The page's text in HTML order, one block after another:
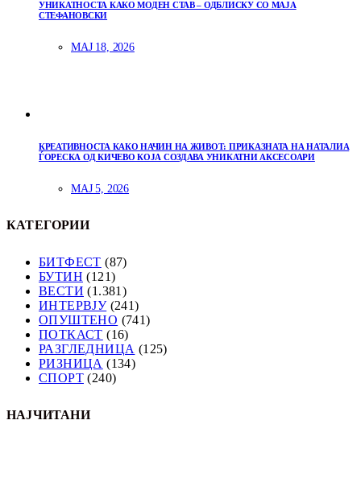
УНИКАТНОСТА КАКО МОДЕН СТАВ – ОДБЛИСКУ СО МАЈА
СТЕФАНОВСКИ
МАЈ 18, 2026
КРЕАТИВНОСТА КАКО НАЧИН НА ЖИВОТ: ПРИКАЗНАТА НА НАТАЛИА
ЃОРЕСКА ОД КИЧЕВО КОЈА СОЗДАВА УНИКАТНИ АКСЕСОАРИ
МАЈ 5, 2026
КАТЕГОРИИ
БИТФЕСТ (87)
БУТИН (121)
ВЕСТИ (1.381)
ИНТЕРВЈУ(241)
ОПУШТЕНО (741)
ПОТКАСТ (16)
РАЗГЛЕДНИЦА (125)
РИЗНИЦА (134)
СПОРТ (240)
НАЈЧИТАНИ